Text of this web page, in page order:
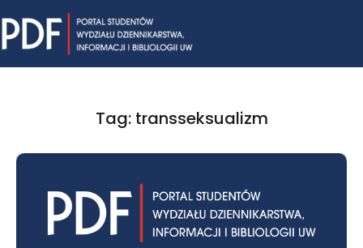
to
content
Tag: transseksualizm